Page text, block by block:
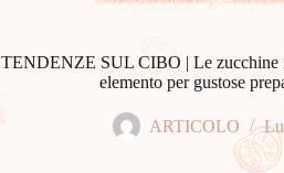
TENDENZE SUL CIBO | Le zucchine
elemento per gustose
ARTICOLO